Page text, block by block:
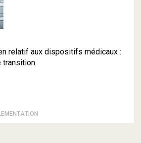
relatif aux dispositifs médicaux :
transition